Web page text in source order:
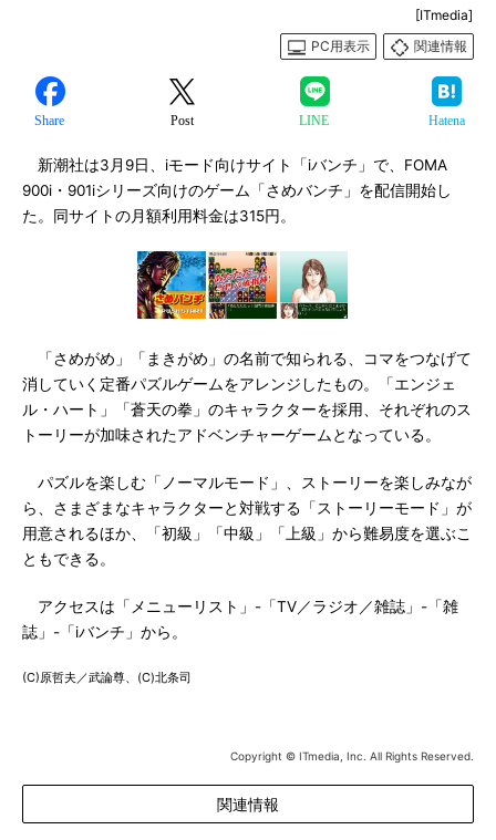
[ITmedia]
PC用表示
関連情報
Share Post LINE Hatena
新潮社は3月9日、iモード向けサイト「iバンチ」で、FOMA
900i・901iシリーズ向けのゲーム「さめバンチ」を配信開始し
た。同サイトの月額利用料金は315円。
「さめがめ」「まきがめ」の名前で知られる、コマをつなげて
消していく定番パズルゲームをアレンジしたもの。「エンジェ
ル・ハート」「蒼天の拳」のキャラクターを採用、それぞれのス
トーリーが加味されたアドベンチャーゲームとなっている。
パズルを楽しむ「ノーマルモード」、ストーリーを楽しみなが
ら、さまざまなキャラクターと対戦する「ストーリーモード」が
用意されるほか、「初級」「中級」「上級」から難易度を選ぶこ
ともできる。
アクセスは「メニューリスト」-「TV／ラジオ／雑誌」-「雑
誌」-「iバンチ」から。
(C)原哲夫／武論尊、(C)北条司
Copyright © ITmedia, Inc. All Rights Reserved.
関連情報